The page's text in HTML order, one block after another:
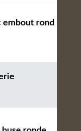
embout rond